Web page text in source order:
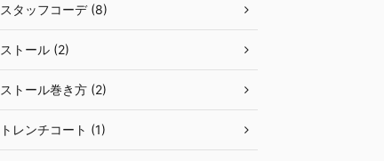
スタッフコーデ (8)
ストール (2)
ストール巻き方 (2)
トレンチコート (1)